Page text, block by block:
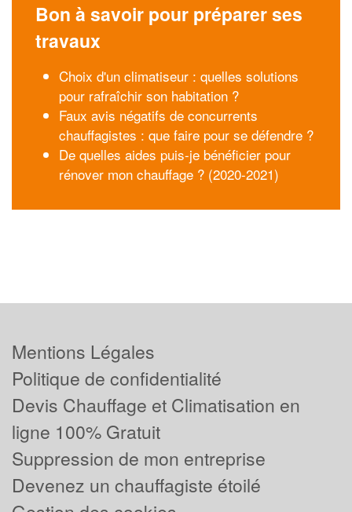
Bon à savoir pour préparer ses
travaux
Choix d'un climatiseur : quelles solutions
pour rafraîchir son habitation ?
Faux avis négatifs de concurrents
chauffagistes : que faire pour se défendre ?
De quelles aides puis-je bénéficier pour
rénover mon chauffage ? (2020-2021)
Mentions Légales
Politique de confidentialité
Devis Chauffage et Climatisation en
ligne 100% Gratuit
Suppression de mon entreprise
Devenez un chauffagiste étoilé